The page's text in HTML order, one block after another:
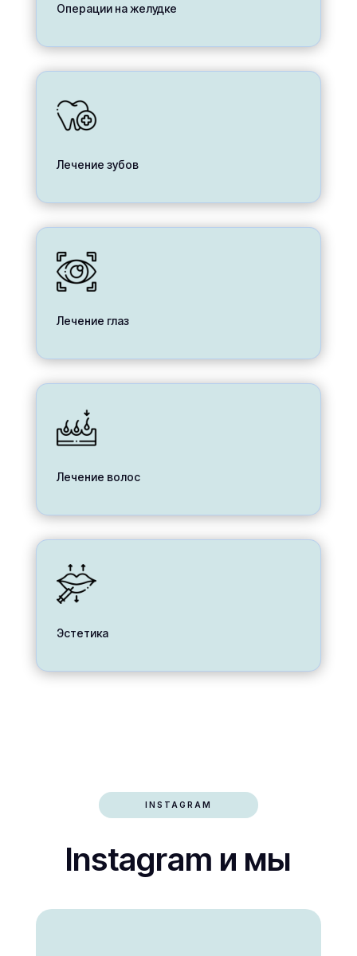
Операции на желудке
Лечение зубов
Лечение глаз
Лечение волос
Эстетика
INSTAGRAM
Instagram и мы